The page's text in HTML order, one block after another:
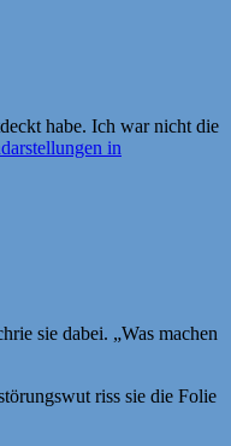
habe. Ich war nicht die
in
sie dabei. „Was machen
riss sie die Folie